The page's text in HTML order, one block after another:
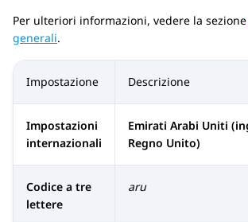
Per ulteriori informazioni, vedere la sezione
generali.
Impostazione Descrizione
Impostazioni
internazionali
Emirati Arabi Uniti
Regno Unito)
Codice a tre
lettere
aru